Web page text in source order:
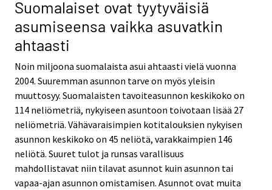
Suomalaiset ovat tyytyväisiä
asumiseensa vaikka asuvatkin
ahtaasti
Noin miljoona suomalaista asui ahtaasti vielä vuonna
2004. Suuremman asunnon tarve on myös yleisin
muuttosyy. Suomalaisten tavoiteasunnon keskikoko on
114 neliömetriä, nykyiseen asuntoon toivotaan lisää 27
neliömetriä. Vähävaraisimpien kotitalouksien nykyisen
asunnon keskikoko on 45 neliötä, varakkaimpien 146
neliötä. Suuret tulot ja runsas varallisuus
mahdollistavat niin tilavat asunnot kuin asunnon tai
vapaa-ajan asunnon omistamisen. Asunnot ovat muita